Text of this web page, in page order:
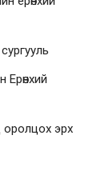
эрх